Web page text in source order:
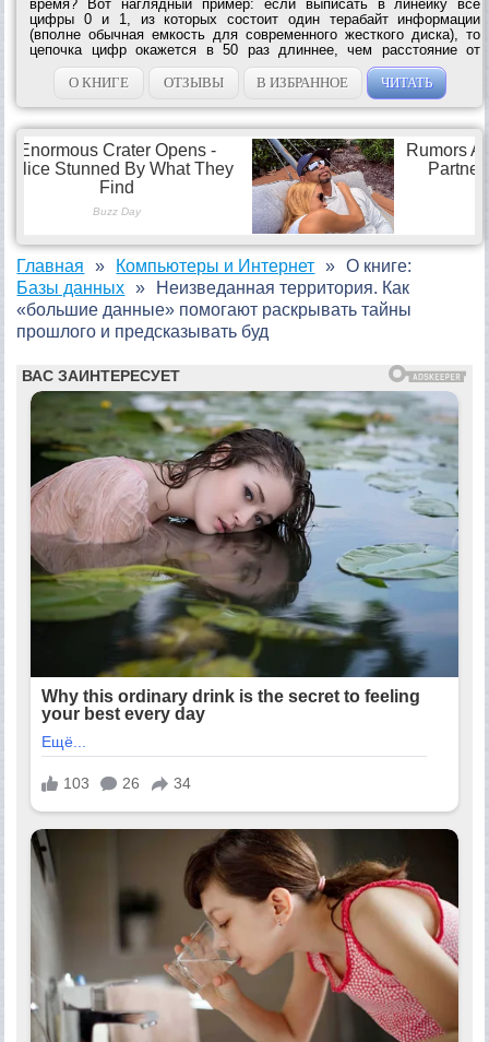
время? Вот наглядный пример: если выписать в линейку все
цифры 0 и 1, из которых состоит один терабайт информации
(вполне обычная емкость для современного жесткого диска), то
цепочка цифр окажется в 50 раз длиннее, чем расстояние от
Земли до Сатурна! И тем не менее, на «большие данные» вполне
можно взглянуть в...
О КНИГЕ ОТЗЫВЫ В ИЗБРАННОЕ ЧИТАТЬ
Главная
Компьютеры и Интернет
Базы данных
О книге:
Неизведанная территория. Как
«большие данные» помогают раскрывать тайны
прошлого и предсказывать буд